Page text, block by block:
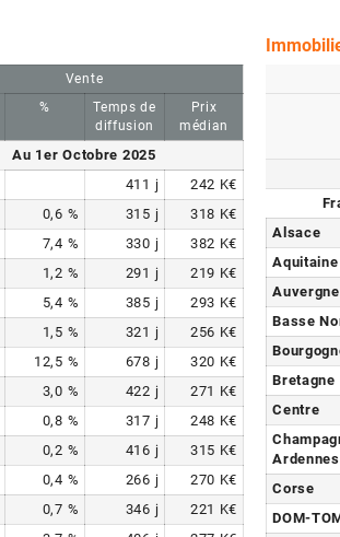
Vente
%
Temps de
diffusion
Prix
médian
Au 1er Octobre 2025
411 j 242 K€
0,6 % 315 j 318 K€
7,4 % 330 j 382 K€
1,2 % 291 j 219 K€
5,4 % 385 j 293 K€
1,5 % 321 j 256 K€
12,5 % 678 j 320 K€
3,0 % 422 j 271 K€
0,8 % 317 j 248 K€
0,2 % 416 j 315 K€
0,4 % 266 j 270 K€
0,7 % 346 j 221 K€
Alsace
Aquitaine
Auvergne
Basse
Bretagne
Centre
Ardennes
Corse
DOM-